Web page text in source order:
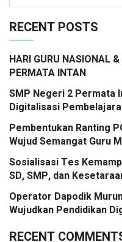
RECENT POSTS
HARI GURU NASIONAL
PERMATA INTAN
SMP Negeri 2 Permata
Digitalisasi
Pembentukan Ranting
Wujud Semangat Guru
untuk Semua
Sosialisasi Tes
SD, SMP, dan
Operator Dapodik
Wujudkan Pendidikan
RECENT